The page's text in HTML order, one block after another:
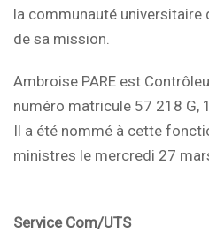
la communauté universitaire
de sa mission.
Ambroise PARE est
numéro matricule 57 218 G,
Il a été nommé à cette
ministres le mercredi 27
Service Com/UTS